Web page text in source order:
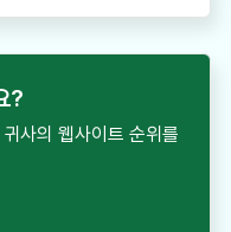
?
사의 웹사이트 순위를